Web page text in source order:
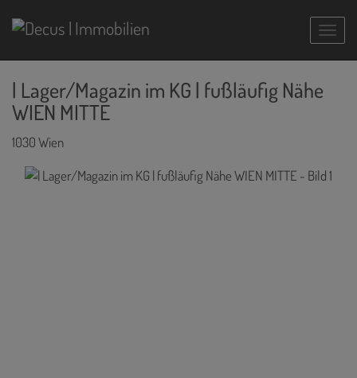
| Lager/Magazin im KG | fußläufig Nähe
WIEN MITTE
1030 Wien